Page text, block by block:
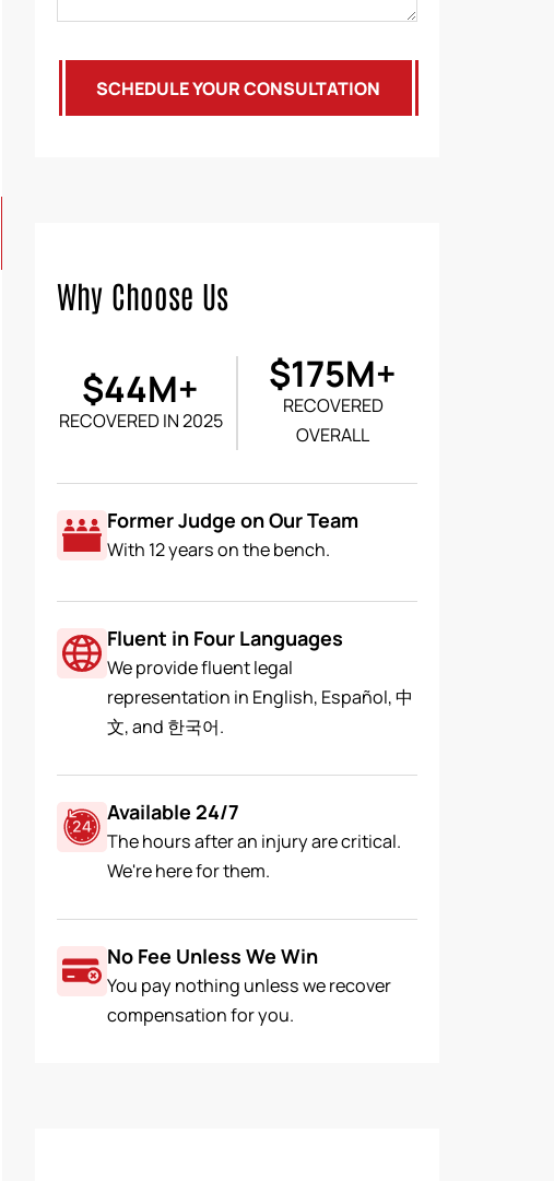
SCHEDULE YOUR CONSULTATION
Why Choose Us
$44M+
RECOVERED IN 2025
$175M+
RECOVERED
OVERALL
Former Judge on Our Team
With 12 years on the bench.
Fluent in Four Languages
We provide fluent legal
representation in English, Español, 中
文, and 한국어.
Available 24/7
The hours after an injury are critical.
We're here for them.
No Fee Unless We Win
You pay nothing unless we recover
compensation for you.